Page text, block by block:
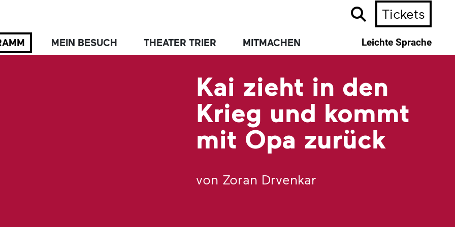
MEIN BESUCH THEATER TRIER MITMACHEN
Tickets
Leichte Sprache
Kai zieht in den
Krieg und kommt
mit Opa zurück
von Zoran Drvenkar